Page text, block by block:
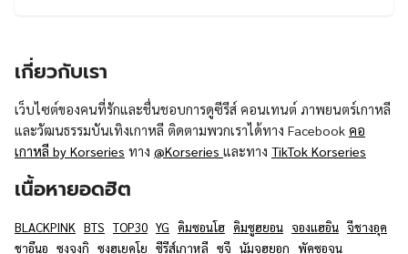
เกี่ยวกับเรา
เว็บไซต์ของคนที่รักและชื่นชอบการดูซีรีส์ คอนเทนต์ ภาพยนตร์เกาหลี
และวัฒนธรรมบันเทิงเกาหลี ติดตามพวกเราได้ทาง Facebook คอ
เกาหลี by Korseries ทาง @Korseries และทาง TikTok Korseries
เนื้อหายอดฮิต
BLACKPINK BTS TOP30 YG คิมซอนโฮ คิมซูฮยอน จองแฮอิน จีชางอุค
ชาอึนอู ซงจุงกิ ซงฮเยคโย ซีรีส์เกาหลี ซูจี นัมจูฮยอก พัคซอจุน